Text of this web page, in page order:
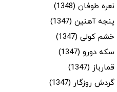
نعره طوفان (1348)
پنجه آهنین (1347)
خشم کولی (1347)
سکه دورو (1347)
قمارباز (1347)
گردش روزگار (1347)